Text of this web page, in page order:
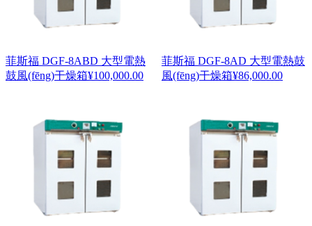
菲斯福 DGF-8ABD 大型電熱
鼓風(fēng)干燥箱¥100,000.00
菲斯福 DGF-8AD 大型電熱鼓
風(fēng)干燥箱¥86,000.00